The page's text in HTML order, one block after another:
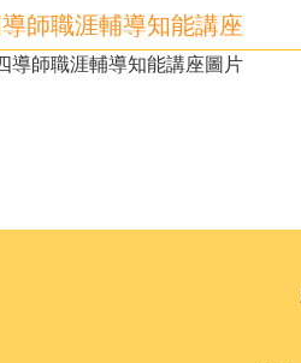
師職涯輔導知能講座